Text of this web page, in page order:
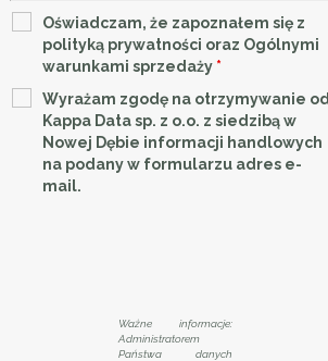
Oświadczam, że zapoznałem się z
polityką prywatności oraz Ogólnymi
warunkami sprzedaży *
Wyrażam zgodę na otrzymywanie od
Kappa Data sp. z o.o. z siedzibą w
Nowej Dębie informacji handlowych
na podany w formularzu adres e-
mail.
Ważne informacje:
Administratorem
Państwa danych